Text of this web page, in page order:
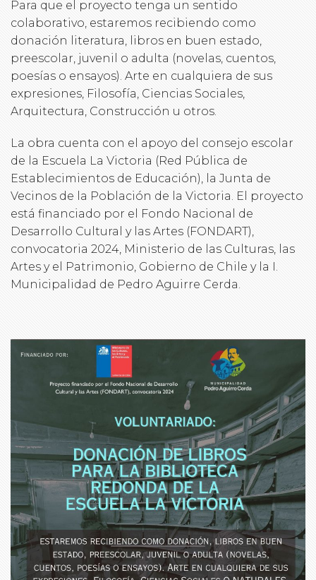
Para que el proyecto tenga un sentido
colaborativo, estaremos recibiendo como
donación literatura, libros en buen estado,
preescolar, juvenil o adulta (novelas, cuentos,
poesías o ensayos). Arte en cualquiera de sus
expresiones, Filosofía, Ciencias Sociales,
Arquitectura, Construcción u otros.
La obra cuenta con el apoyo del consejo escolar
de la Escuela La Victoria (Red Pública de
Establecimientos de Educación), la Junta de
Vecinos de la Población de la Victoria. El proyecto
está financiado por el Fondo Nacional de
Desarrollo Cultural y las Artes (FONDART),
convocatoria 2024, Ministerio de las Culturas, las
Artes y el Patrimonio, Gobierno de Chile y la I.
Municipalidad de Pedro Aguirre Cerda.